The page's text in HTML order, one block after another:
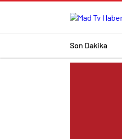
Son Dakika